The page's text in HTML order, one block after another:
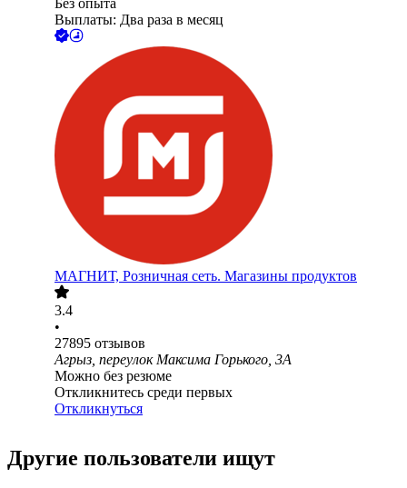
Без опыта
Выплаты: Два раза в месяц
МАГНИТ, Розничная сеть. Магазины продуктов
3.4
•
27895 отзывов
Агрыз, переулок Максима Горького, 3А
Можно без резюме
Откликнитесь среди первых
Откликнуться
Другие пользователи ищут